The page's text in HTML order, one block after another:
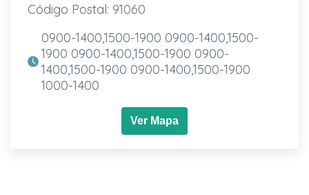
Código Postal: 91060
0900-1400,1500-1900 0900-1400,1500-
1900 0900-1400,1500-1900 0900-
1400,1500-1900 0900-1400,1500-1900
1000-1400
Ver Mapa